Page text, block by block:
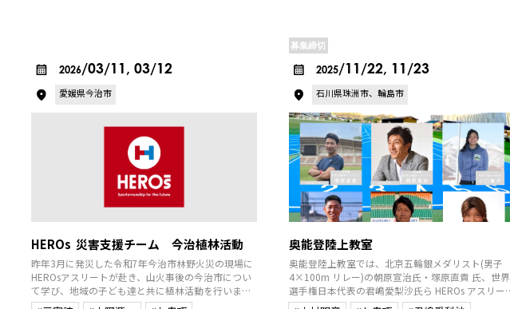
2026/03/11, 03/12
愛媛県今治市
HEROs 災害支援チーム 今治植林活動
昨年3月に発災した令和7年今治市林野火災の現場に
HEROsアスリートが赴き、山火事後の今治市につい
て学び、地域の子ども達と共に植林活動を行いま
す。
募集締切
2025/11/22, 11/23
石川県珠洲市、輪島市
奥能登陸上教室
奥能登陸上教室では、北京五輪銀メダリスト(男子
4×100m リレー)の朝原宣治氏・塚原直貴 氏、世界
選手権日本代表の君嶋愛梨沙氏ら HEROs アスリー
トに加え、日本陸上競技連盟(JAAF)の協 力によりロ